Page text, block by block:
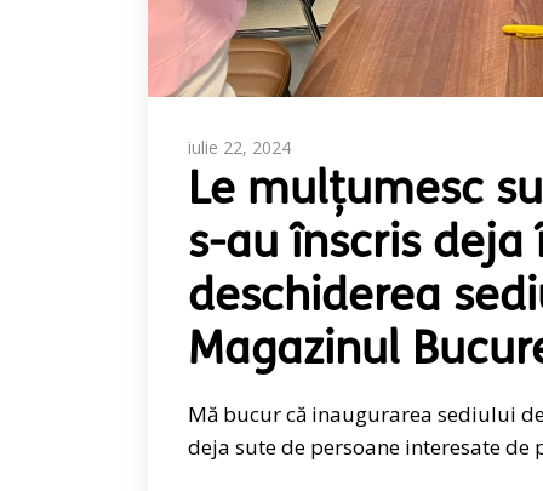
iulie 22, 2024
Le mulțumesc
s-au înscris deja
deschiderea
Magazinul
Mă bucur că inaugurarea sediului
deja sute de persoane interesate